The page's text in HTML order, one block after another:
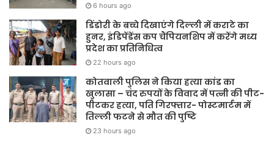
6 hours ago
डिंडोरी के बच्चे दिखाएंगे दिल्ली में कराटे का
हुनर, इंडिपेंडेंस कप चैंपियनशिप में करेंगे मध्य
प्रदेश का प्रतिनिधित्व
22 hours ago
कोतवाली पुलिस ने किया हत्या कांड का
खुलासा – चंद रुपयों के विवाद में पत्नी की पीट-
पीटकर हत्या, पति गिरफ्तार- पोस्टमार्टम में
तिल्ली फटने से मौत की पुष्टि
23 hours ago